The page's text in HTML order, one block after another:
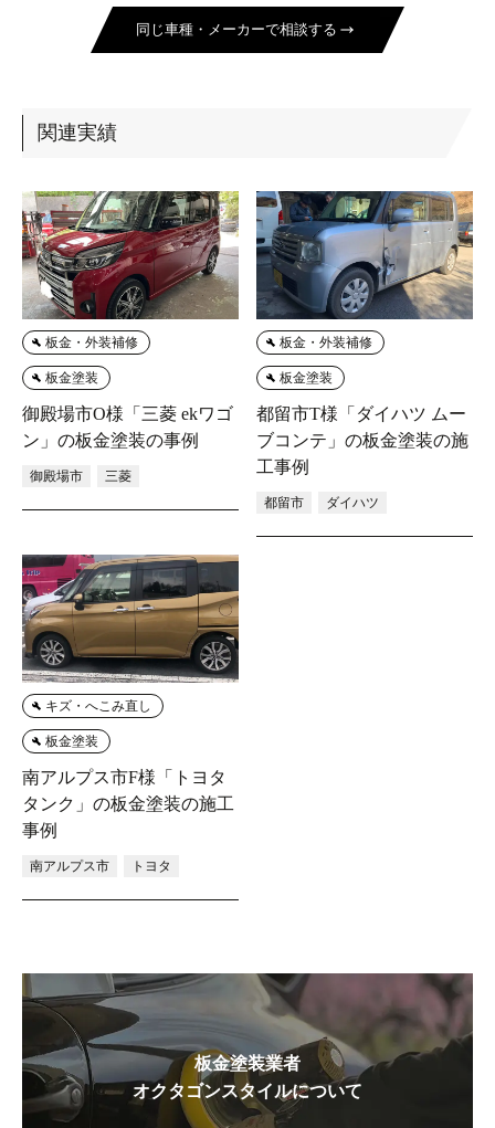
同じ車種・メーカーで相談する
関連実績
板金・外装補修
板金塗装
御殿場市O様「三菱 ekワゴ
ン」の板金塗装の事例
御殿場市 三菱
板金・外装補修
板金塗装
都留市T様「ダイハツ ムー
ブコンテ」の板金塗装の施
工事例
都留市 ダイハツ
キズ・へこみ直し
板金塗装
南アルプス市F様「トヨタ
タンク」の板金塗装の施工
事例
南アルプス市 トヨタ
板金塗装業者
オクタゴンスタイルについて